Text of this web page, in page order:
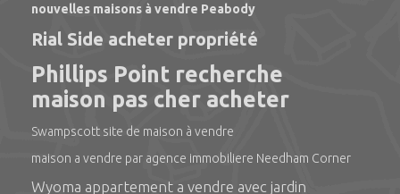
nouvelles maisons à vendre Peabody
Rial Side acheter propriété
Phillips Point recherche
maison pas cher acheter
Swampscott site de maison à vendre
maison a vendre par agence immobiliere Needham Corner
Wyoma appartement a vendre avec jardin